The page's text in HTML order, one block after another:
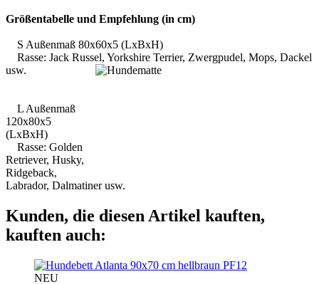
Größentabelle und Empfehlung (in cm)
S Außenmaß 80x60x5 (LxBxH)
Rasse: Jack Russel, Yorkshire Terrier, Zwergpudel, Mops, Dackel
usw.
L Außenmaß
120x80x5
(LxBxH)
Rasse: Golden
Retriever, Husky,
Ridgeback,
Labrador, Dalmatiner usw.
Kunden, die diesen Artikel kauften,
kauften auch:
PF12
NEU